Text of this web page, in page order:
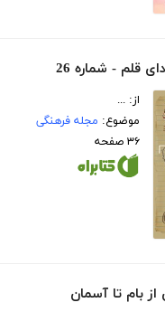
قلم - شماره 26
از: ...
موضوع: مجله فرهنگی
۳۶ صفحه
از بام تا آسمان